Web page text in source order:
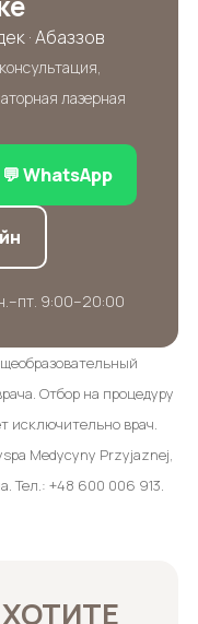
· Абаззов
лазерная
💬 WhatsApp
9:00–20:00
Отбор на процедуру
исключительно врач.
Medycyny Przyjaznej,
Тел.: +48 600 006 913.